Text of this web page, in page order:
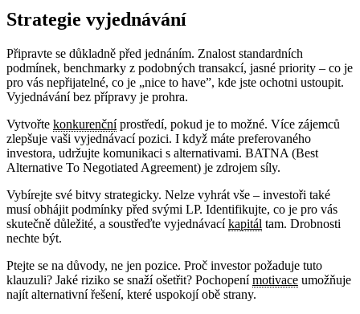
Strategie vyjednávání
Připravte se důkladně před jednáním. Znalost standardních
podmínek, benchmarky z podobných transakcí, jasné priority – co je
pro vás nepřijatelné, co je „nice to have”, kde jste ochotni ustoupit.
Vyjednávání bez přípravy je prohra.
Vytvořte konkurenčníprostředí, pokud je to možné. Více zájemců
zlepšuje vaši vyjednávací pozici. I když máte preferovaného
investora, udržujte komunikaci s alternativami. BATNA (Best
Alternative To Negotiated Agreement) je zdrojem síly.
Vybírejte své bitvy strategicky. Nelze vyhrát vše – investoři také
musí obhájit podmínky před svými LP. Identifikujte, co je pro vás
skutečně důležité, a soustřeďte vyjednávacíkapitál tam. Drobnosti
nechte být.
Ptejte se na důvody, ne jen pozice. Proč investor požaduje tuto
klauzuli? Jaké riziko se snaží ošetřit? Pochopenímotivace umožňuje
najít alternativní řešení, které uspokojí obě strany.